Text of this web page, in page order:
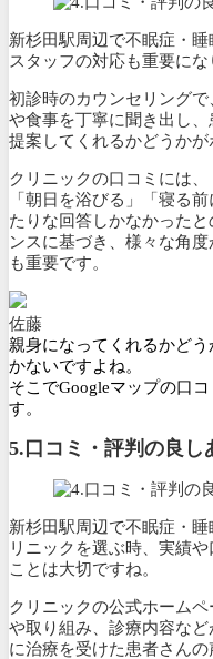
新杉田駅周辺で不眠症・
スタッフの対応も重要にな
初診時のカウンセリングで
や食事を丁寧に聞き出し
提案してくれるかどうかが
クリニックの口コミには
「朝日を浴びる」「寝る
たりな回答しかなかった
ンスに基づき、様々な角
も重要です。
佐藤
親身になってくれるかど
かないですよね。
そこでGoogleマップの口
す。
5.口コミ・評判の良し
新杉田駅周辺で不眠症・
リニックを選ぶ時、実績
ことは大切ですね。
クリニックの公式ホーム
や取り組み、診療内容など
に治療を受けた患者さん